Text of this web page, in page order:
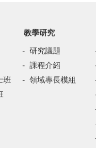
班
教學研究
研究議題
課程介紹
領域專長模組